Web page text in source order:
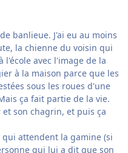
banlieue. J'ai eu au moins
la chienne du voisin qui
l'école avec l'image de la
à la maison parce que les
sous les roues d'une
ça fait partie de la vie.
et son chagrin, et puis ça
attendent la gamine (si
qui lui a dit que son